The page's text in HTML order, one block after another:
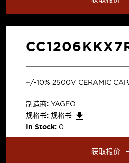
+/-10% 2500V CERAMIC
制造商: YAGEO
规格书: 规格书
In Stock: 0
获取报价